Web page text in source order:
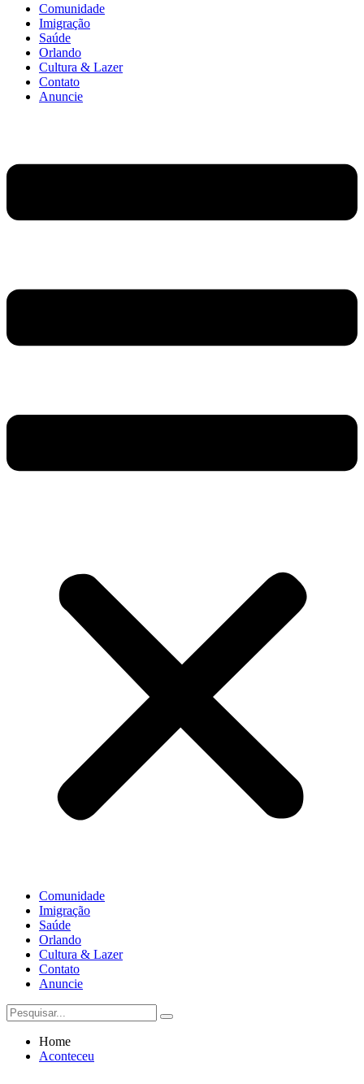
Comunidade
Imigração
Saúde
Orlando
Cultura & Lazer
Contato
Anuncie
Comunidade
Imigração
Saúde
Orlando
Cultura & Lazer
Contato
Anuncie
Home
Aconteceu